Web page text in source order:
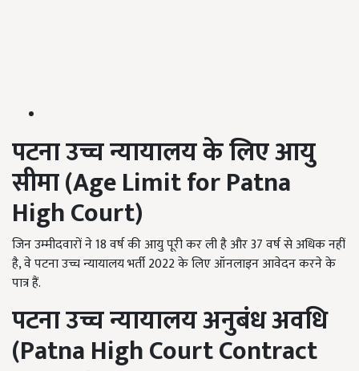
पटना उच्च न्यायालय के लिए आयु
सीमा (Age Limit for Patna
High Court)
जिन उम्मीदवारों ने 18 वर्ष की आयु पूरी कर ली है और 37 वर्ष से अधिक नहीं
है, वे पटना उच्च न्यायालय भर्ती 2022 के लिए ऑनलाइन आवेदन करने के
पात्र हैं.
पटना उच्च न्यायालय अनुबंध अवधि
(Patna High Court Contract